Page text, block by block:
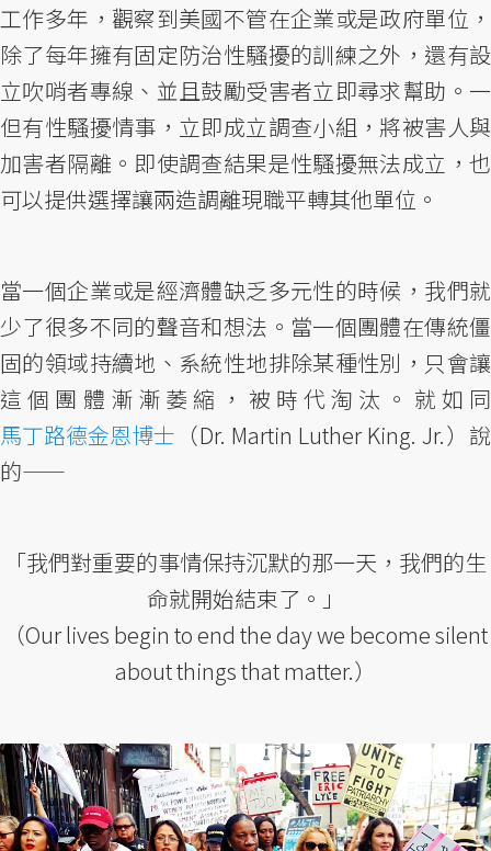
工作多年，觀察到美國不管在企業或是政府單位，
除了每年擁有固定防治性騷擾的訓練之外，還有設
立吹哨者專線、並且鼓勵受害者立即尋求幫助。一
但有性騷擾情事，立即成立調查小組，將被害人與
加害者隔離。即使調查結果是性騷擾無法成立，也
可以提供選擇讓兩造調離現職平轉其他單位。
當一個企業或是經濟體缺乏多元性的時候，我們就
少了很多不同的聲音和想法。當一個團體在傳統僵
固的領域持續地、系統性地排除某種性別，只會讓
這個團體漸漸萎縮，被時代淘汰。就如同
馬丁路德金恩博士 （Dr. Martin Luther King. Jr.）說
的——
「我們對重要的事情保持沉默的那一天，我們的生
命就開始結束了。」
（Our lives begin to end the day we become silent
about things that matter.）